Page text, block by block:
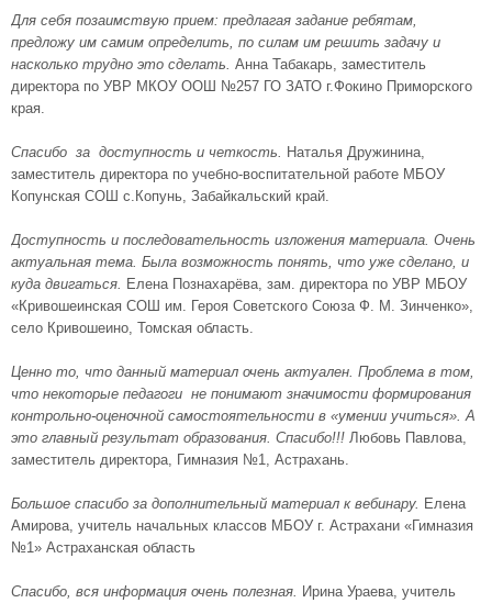
Для себя позаимствую прием: предлагая задание ребятам,
предложу им самим определить, по силам им решить задачу и
насколько трудно это сделать. Анна Табакарь, заместитель
директора по УВР МКОУ ООШ №257 ГО ЗАТО г.Фокино Приморского
края.
Спасибо за доступность и четкость. Наталья Дружинина,
заместитель директора по учебно-воспитательной работе МБОУ
Копунская СОШ с.Копунь, Забайкальский край.
Доступность и последовательность изложения материала. Очень
актуальная тема. Была возможность понять, что уже сделано, и
куда двигаться. Елена Познахарёва, зам. директора по УВР МБОУ
«Кривошеинская СОШ им. Героя Советского Союза Ф. М. Зинченко»,
село Кривошеино, Томская область.
Ценно то, что данный материал очень актуален. Проблема в том,
что некоторые педагоги не понимают значимости формирования
контрольно-оценочной самостоятельности в «умении учиться». А
это главный результат образования. Спасибо!!! Любовь Павлова,
заместитель директора, Гимназия №1, Астрахань.
Большое спасибо за дополнительный материал к вебинару. Елена
Амирова, учитель начальных классов МБОУ г. Астрахани «Гимназия
№1» Астраханская область
Спасибо, вся информация очень полезная. Ирина Ураева, учитель